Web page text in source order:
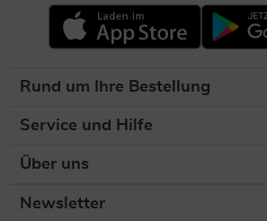
Rund um Ihre Bestellung
Service und Hilfe
Über uns
Newsletter